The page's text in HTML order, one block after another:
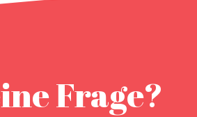
Frage?